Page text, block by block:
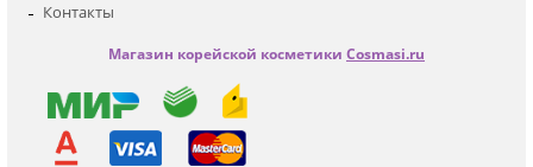
Контакты
Магазин корейской косметики Cosmasi.ru